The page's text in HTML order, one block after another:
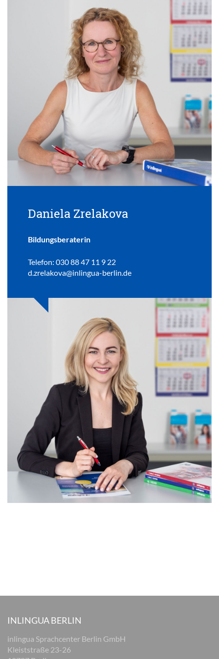
Daniela Zrelakova
Bildungsberaterin
Telefon: 030 88 47 11 9 22
d.zrelakova@inlingua-berlin.de
INLINGUA BERLIN
inlingua Sprachcenter Berlin GmbH
Kleiststraße 23-26